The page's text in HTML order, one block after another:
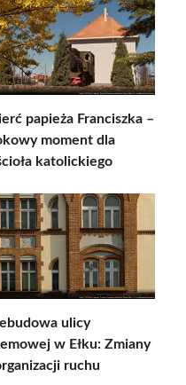
papieża Franciszka –
moment dla
katolickiego
ulicy
w Ełku: Zmiany
ruchu